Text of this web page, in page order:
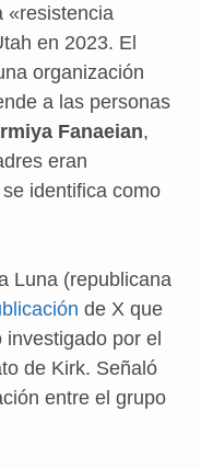
«resistencia
en 2023. El
organización
a las personas
Fanaeian,
eran
identifica como
Luna (republicana
de X que
por el
de Kirk. Señaló
entre el grupo